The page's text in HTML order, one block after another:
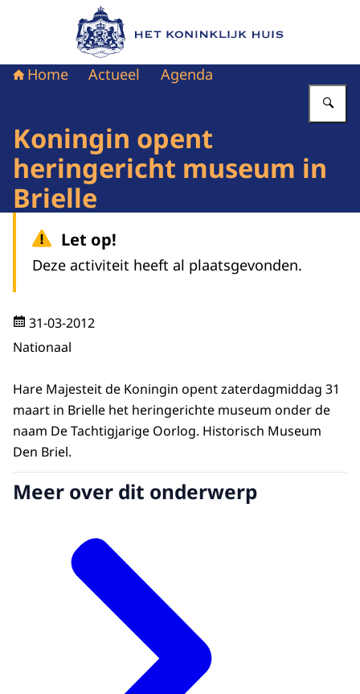
Naar de homepage van Het Koninklijk Huis
Home Actueel Agenda
Koningin opent
heringericht museum in
Brielle
Let op!
Deze activiteit heeft al plaatsgevonden.
31-03-2012
Nationaal
Hare Majesteit de Koningin opent zaterdagmiddag 31
maart in Brielle het heringerichte museum onder de
naam De Tachtigjarige Oorlog. Historisch Museum
Den Briel.
Meer over dit onderwerp